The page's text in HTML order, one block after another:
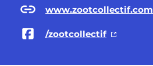
www.zootcollectif.com
/zootcollectif